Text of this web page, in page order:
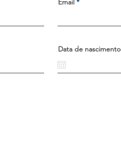
Email
Data de nascimento